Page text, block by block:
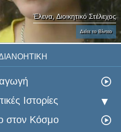
Έλενα, Διοικητικό Στέλεχος
Δείτε το Βίντεο
Ιστορίες
στον Κόσμο